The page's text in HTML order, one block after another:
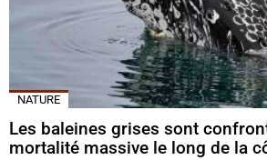
NATURE
Les baleines grises sont
mortalité massive le long de la